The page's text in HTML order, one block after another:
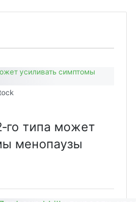
типа может
менопаузы